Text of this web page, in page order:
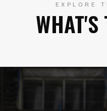
EXPLORE
WHAT'S